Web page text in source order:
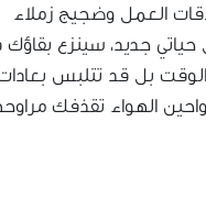
العمل وضجيج زملاء
جديد، سينزع بقاؤك
بل قد تتلبس
الهواء تقذفك